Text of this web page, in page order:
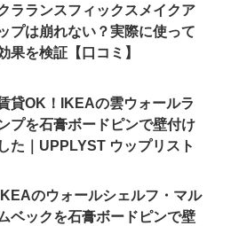
ラランスフィックスメイクア
プは崩れない？実際に使って
果を検証【口コミ】
貸OK！IKEAの雲ウォールラ
プを石膏ボードピンで壁付け
した｜UPPLYST ウップリスト
IKEAのウォールシェルフ・マル
ベックを石膏ボードピンで壁